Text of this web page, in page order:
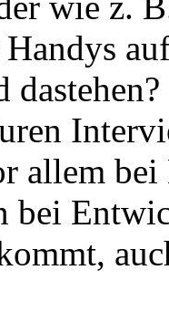
allem
bei